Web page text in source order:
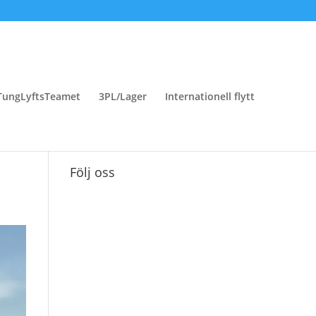
3PL/Lager Internationell flytt
Följ oss